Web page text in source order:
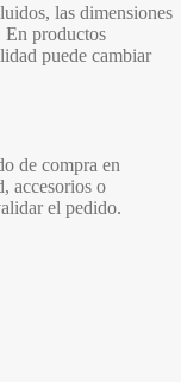
las dimensiones
En productos
puede cambiar
de compra en
accesorios o
el pedido.